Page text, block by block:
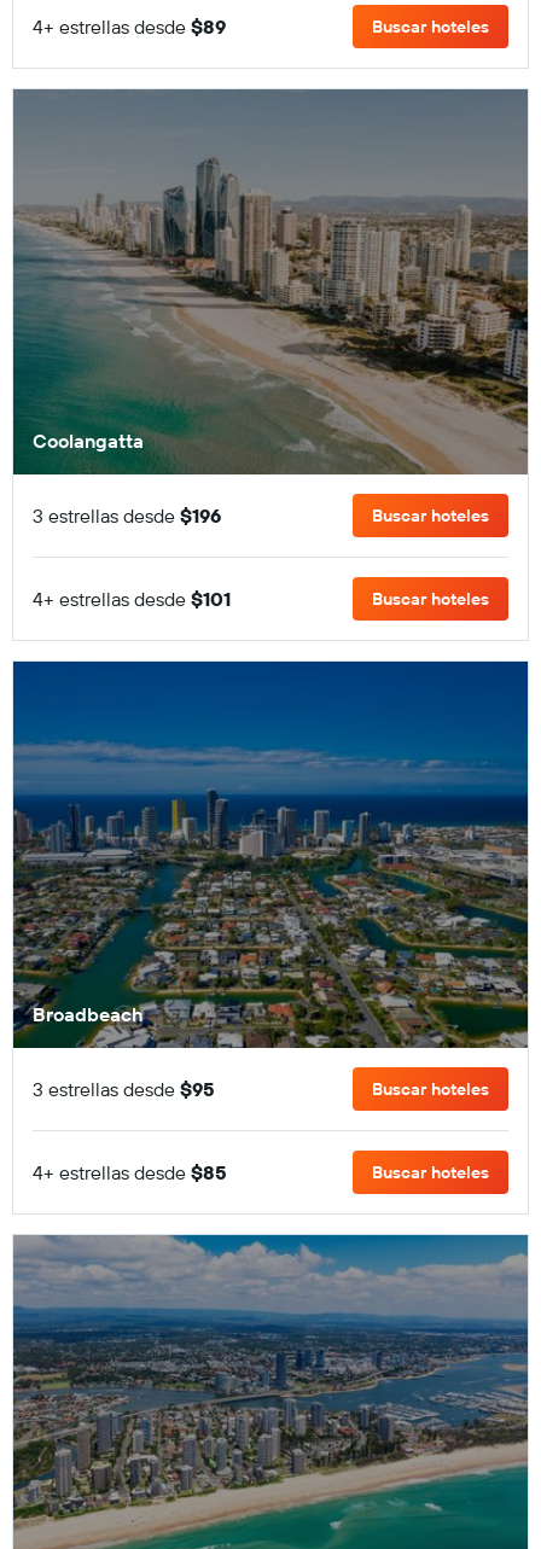
4+ estrellas desde $89 Buscar hoteles
Coolangatta
3 estrellas desde $196 Buscar hoteles
4+ estrellas desde $101 Buscar hoteles
Broadbeach
3 estrellas desde $95 Buscar hoteles
4+ estrellas desde $85 Buscar hoteles